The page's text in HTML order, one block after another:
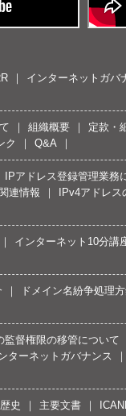
インターネットガバ
組織概要 定款・
ク Q&A
IPアドレス登録管理業務
連情報 IPv4アドレス
インターネット10分講
ドメイン名紛争処理
監督権限の移管について
ターネットガバナンス
歴史 主要文書